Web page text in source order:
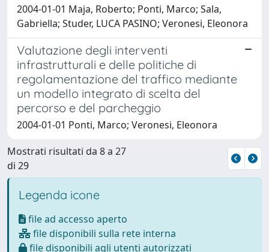
2004-01-01 Maja, Roberto; Ponti, Marco; Sala,
Gabriella; Studer, LUCA PASINO; Veronesi, Eleonora
Valutazione degli interventi
infrastrutturali e delle politiche di
regolamentazione del traffico mediante
un modello integrato di scelta del
percorso e del parcheggio
2004-01-01 Ponti, Marco; Veronesi, Eleonora
Mostrati risultati da 8 a 27
di 29
Legenda icone
file ad accesso aperto
file disponibili sulla rete interna
file disponibili agli utenti autorizzati